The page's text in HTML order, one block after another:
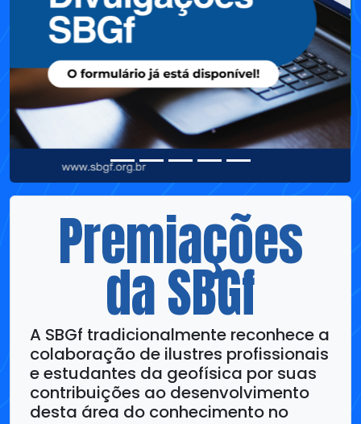
Premiações
da SBGf
A SBGf tradicionalmente reconhece a
colaboração de ilustres profissionais
e estudantes da geofísica por suas
contribuições ao desenvolvimento
desta área do conhecimento no
Brasil.